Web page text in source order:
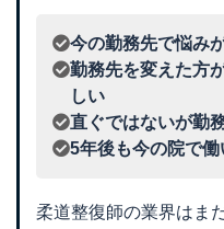
今の勤務先で悩み
勤務先を変えた方
しい
直ぐではないが勤
5年後も今の院で
柔道整復師の業界はま